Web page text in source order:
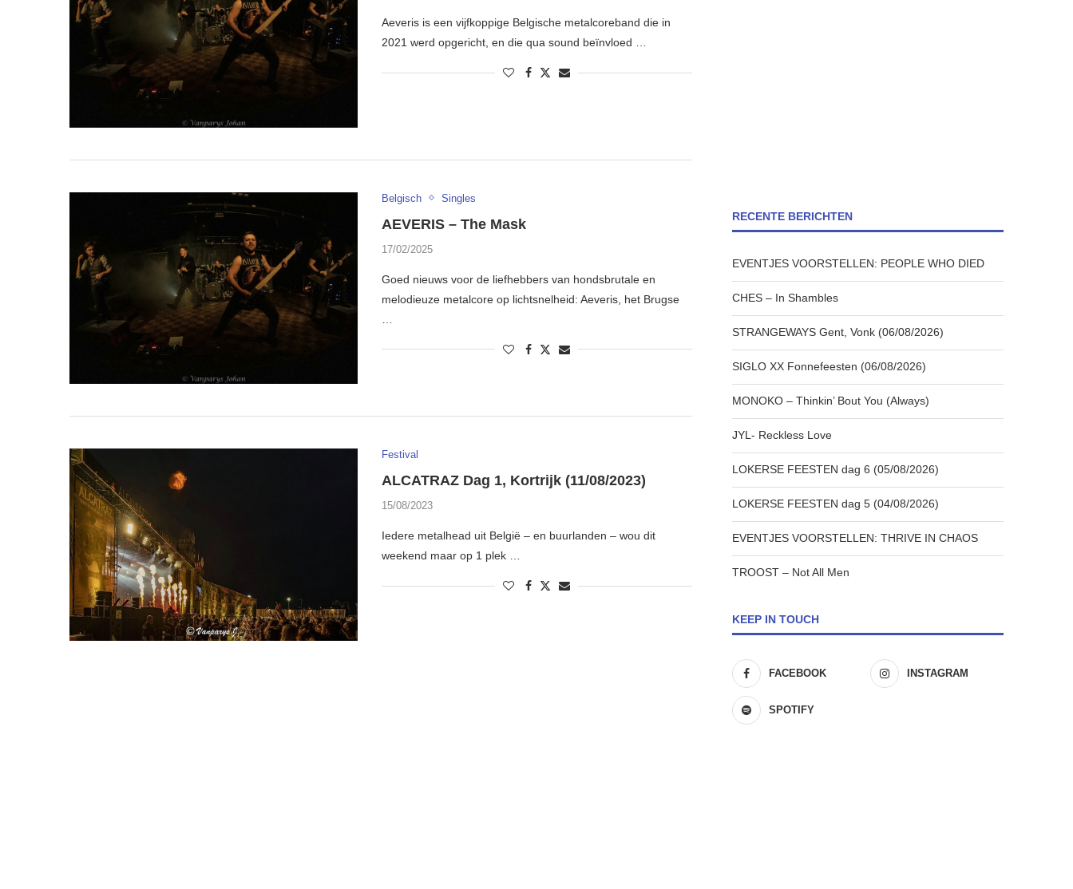
Aeveris is een vijfkoppige Belgische metalcoreband die in
2021 werd opgericht, en die qua sound beïnvloed …
Belgisch Singles
AEVERIS – The Mask
17/02/2025
Goed nieuws voor de liefhebbers van hondsbrutale en
melodieuze metalcore op lichtsnelheid: Aeveris, het Brugse
Festival
ALCATRAZ Dag 1, Kortrijk (11/08/2023)
15/08/2023
Iedere metalhead uit België – en buurlanden – wou dit
weekend maar op 1 plek …
RECENTE BERICHTEN
EVENTJES VOORSTELLEN: PEOPLE WHO DIED
CHES – In Shambles
STRANGEWAYS Gent, Vonk (06/08/2026)
SIGLO XX Fonnefeesten (06/08/2026)
MONOKO – Thinkin’ Bout You (Always)
JYL- Reckless Love
LOKERSE FEESTEN dag 6 (05/08/2026)
LOKERSE FEESTEN dag 5 (04/08/2026)
EVENTJES VOORSTELLEN: THRIVE IN CHAOS
TROOST – Not All Men
KEEP IN TOUCH
FACEBOOK INSTAGRAM
SPOTIFY